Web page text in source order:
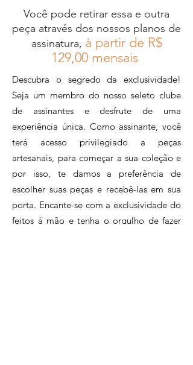
Janeiro, especialista na
criação de peças em
macramê e crochê, nas quais
bijuterias únicas e cheias de
riqueza e na diversidade da
cultura ancestral africana,
refletida nas suas criações
através de uma vibrante
mistura de cores e texturas.
Você pode retirar essa e outra
peça através dos nossos planos de
assinatura, à partir de R$
129,00 mensais
Descubra o segredo da exclusividade!
Seja um membro do nosso seleto clube
de assinantes e desfrute de uma
experiência única. Como assinante, você
terá acesso privilegiado a peças
artesanais, para começar a sua coleção e
por isso, te damos a preferência de
escolher suas peças e recebê-las em sua
porta. Encante-se com a exclusividade do
feitos à mão e tenha o orgulho de fazer